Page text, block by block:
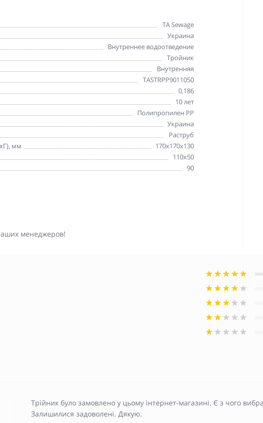
TA Sewage
Украина
Внутреннее водоотведение
Тройник
Внутренняя
TASTRPP9011050
0,186
10 лет
Полипропилен PP
Украина
Раструб
мм
170х170х130
110х50
90
менеджеров!
Трійник було замовлено у цьому інтернет-магазині. Є з чого
Залишилися задоволені. Дякую.